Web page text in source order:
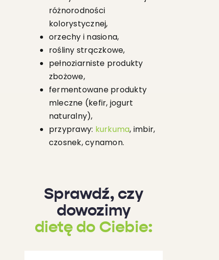
różnorodności
kolorystycznej,
orzechy i nasiona,
rośliny strączkowe,
pełnoziarniste produkty
zbożowe,
fermentowane produkty
mleczne (kefir, jogurt
naturalny),
przyprawy: kurkuma, imbir,
czosnek, cynamon.
Sprawdź, czy
dowozimy
dietę do Ciebie: